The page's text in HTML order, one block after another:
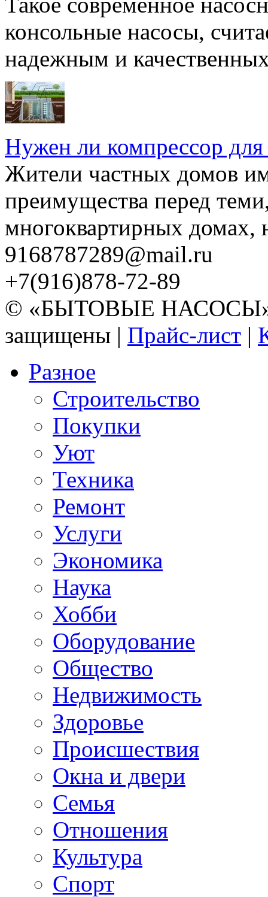
консольные насосы,
надежным и
Нужен ли компрессор для
Жители частных домов
преимущества перед
многоквартирных домах,
9168787289@mail.ru
+7(916)878-72-89
© «БЫТОВЫЕ НАСОСЫ»
защищены | Прайс-лист |
Разное
Строительство
Покупки
Уют
Техника
Ремонт
Услуги
Экономика
Наука
Хобби
Оборудование
Общество
Недвижимость
Здоровье
Происшествия
Окна и двери
Семья
Отношения
Культура
Спорт